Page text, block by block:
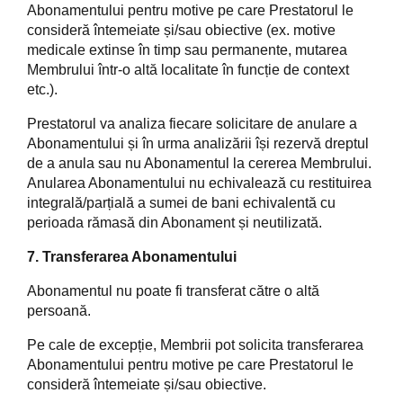
Abonamentului pentru motive pe care Prestatorul le
consideră întemeiate și/sau obiective (ex. motive
medicale extinse în timp sau permanente, mutarea
Membrului într-o altă localitate în funcție de context
etc.).
Prestatorul va analiza fiecare solicitare de anulare a
Abonamentului și în urma analizării își rezervă dreptul
de a anula sau nu Abonamentul la cererea Membrului.
Anularea Abonamentului nu echivalează cu restituirea
integrală/parțială a sumei de bani echivalentă cu
perioada rămasă din Abonament și neutilizată.
7. Transferarea Abonamentului
Abonamentul nu poate fi transferat către o altă
persoană.
Pe cale de excepție, Membrii pot solicita transferarea
Abonamentului pentru motive pe care Prestatorul le
consideră întemeiate și/sau obiective.